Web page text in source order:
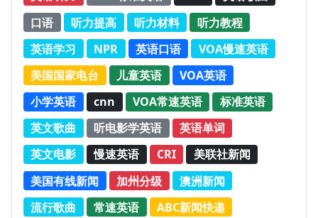
口语
听力提高 听力材料
听力教程
英语学习
NPR 英语口语
VOA慢速英语
美国国家电台
儿童英语
VOA英语
小学英语
cnn VOA常速英语
标准英语
英文歌曲
听电影学英语
英语单词
英文电影
慢速英语 CRI
美联社新闻
美国有线新闻
加州分级
澳洲新闻
流行歌曲
常速英语
ABC新闻快递